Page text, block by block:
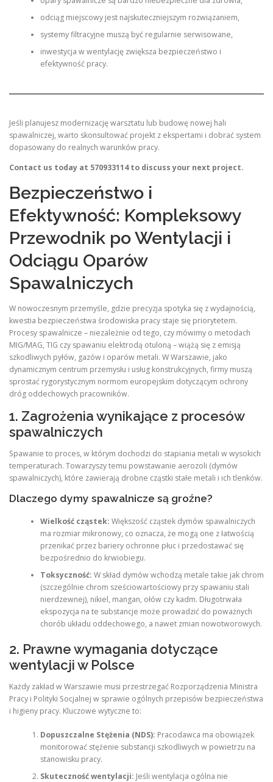
odciąg miejscowy jest najskuteczniejszym rozwiązaniem,
systemy filtracyjne muszą być regularnie serwisowane,
inwestycja w wentylację zwiększa bezpieczeństwo i
efektywność pracy.
Jeśli planujesz modernizację warsztatu lub budowę nowej hali
spawalniczej, warto skonsultować projekt z ekspertami i dobrać system
dopasowany do realnych warunków pracy.
Contact us today at 570933114 to discuss your next project.
Bezpieczeństwo i
Efektywność: Kompleksowy
Przewodnik po Wentylacji i
Odciągu Oparów
Spawalniczych
W nowoczesnym przemyśle, gdzie precyzja spotyka się z wydajnością,
kwestia bezpieczeństwa środowiska pracy staje się priorytetem.
Procesy spawalnicze – niezależnie od tego, czy mówimy o metodach
MIG/MAG, TIG czy spawaniu elektrodą otuloną – wiążą się z emisją
szkodliwych pyłów, gazów i oparów metali. W Warszawie, jako
dynamicznym centrum przemysłu i usług konstrukcyjnych, firmy muszą
sprostać rygorystycznym normom europejskim dotyczącym ochrony
dróg oddechowych pracowników.
1. Zagrożenia wynikające z procesów
spawalniczych
Spawanie to proces, w którym dochodzi do stapiania metali w wysokich
temperaturach. Towarzyszy temu powstawanie aerozoli (dymów
spawalniczych), które zawierają drobne cząstki stałe metali i ich tlenków.
Dlaczego dymy spawalnicze są groźne?
Wielkość cząstek: Większość cząstek dymów spawalniczych
ma rozmiar mikronowy, co oznacza, że mogą one z łatwością
przenikać przez bariery ochronne płuc i przedostawać się
bezpośrednio do krwiobiegu.
Toksyczność: W skład dymów wchodzą metale takie jak chrom
(szczególnie chrom sześciowartościowy przy spawaniu stali
nierdzewnej), nikiel, mangan, ołów czy kadm. Długotrwała
ekspozycja na te substancje może prowadzić do poważnych
chorób układu oddechowego, a nawet zmian nowotworowych.
2. Prawne wymagania dotyczące
wentylacji w Polsce
Każdy zakład w Warszawie musi przestrzegać Rozporządzenia Ministra
Pracy i Polityki Socjalnej w sprawie ogólnych przepisów bezpieczeństwa
i higieny pracy. Kluczowe wytyczne to:
Dopuszczalne Stężenia (NDS): Pracodawca ma obowiązek
monitorować stężenie substancji szkodliwych w powietrzu na
stanowisku pracy.
Skuteczność wentylacji: Jeśli wentylacja ogólna nie